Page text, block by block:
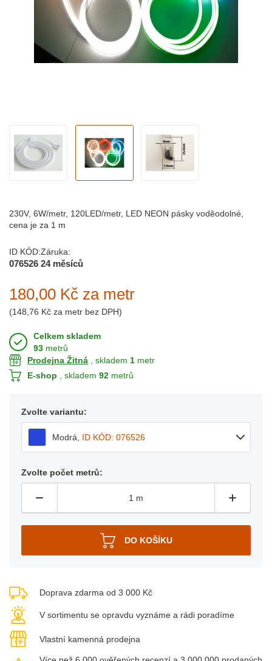
230V, 6W/metr, 120LED/metr, LED NEON pásky voděodolné,
cena je za 1 m
ID KÓD:
076526
Záruka:
24 měsíců
180,00 Kč za metr
(148,76 Kč za metr bez DPH)
Celkem skladem
93 metrů
Prodejna Žitná , skladem 1 metr
E-shop , skladem 92 metrů
Zvolte variantu:
Modrá, ID KÓD: 076526
Zvolte počet metrů:
Doprava zdarma od 3 000 Kč
V sortimentu se opravdu vyznáme a rádi poradíme
Vlastní kamenná prodejna